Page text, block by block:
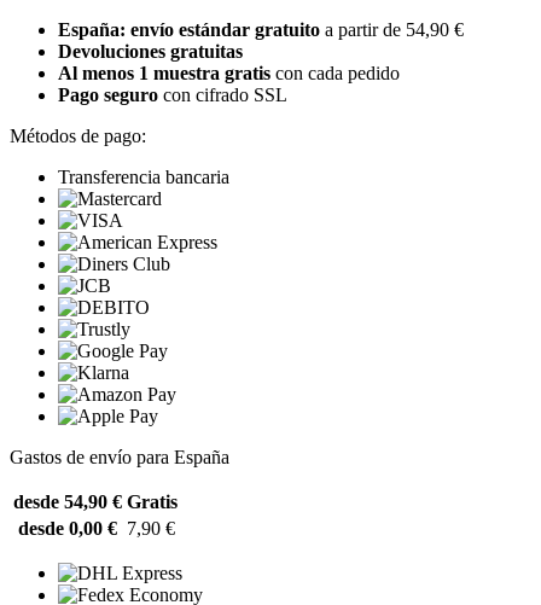
España: envío estándar gratuito a partir de 54,90 €
Devoluciones gratuitas
Al menos 1 muestra gratis con cada pedido
Pago seguro con cifrado SSL
Métodos de pago:
Transferencia bancaria
Gastos de envío para España
desde 54,90 € Gratis
desde 0,00 € 7,90 €